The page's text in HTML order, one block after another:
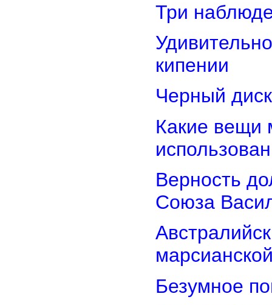
Три
кипении
Черный
Какие вещи
Верность
Союза
Безумное